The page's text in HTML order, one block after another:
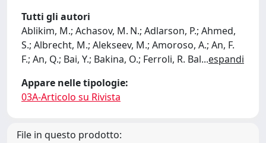
Tutti gli autori
Ablikim, M.; Achasov, M. N.; Adlarson, P.; Ahmed,
S.; Albrecht, M.; Alekseev, M.; Amoroso, A.; An, F.
F.; An, Q.; Bai, Y.; Bakina, O.; Ferroli, R. Bal...espandi
Appare nelle tipologie:
03A-Articolo su Rivista
File in questo prodotto: